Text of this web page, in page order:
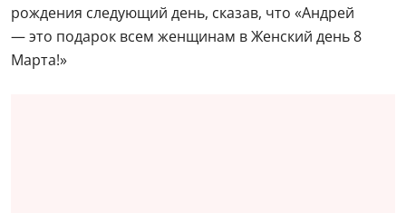
рождения следующий день, сказав, что «Андрей
— это подарок всем женщинам в Женский день 8
Марта!»